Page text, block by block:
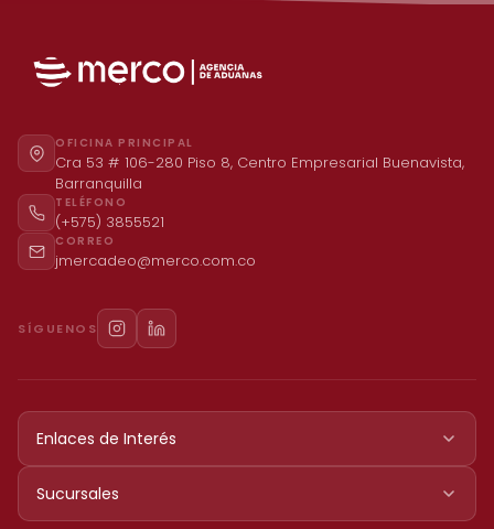
OFICINA PRINCIPAL
Cra 53 # 106-280 Piso 8, Centro Empresarial Buenavista,
Barranquilla
TELÉFONO
(+575) 3855521
CORREO
jmercadeo@merco.com.co
SÍGUENOS
Enlaces de Interés
Sucursales